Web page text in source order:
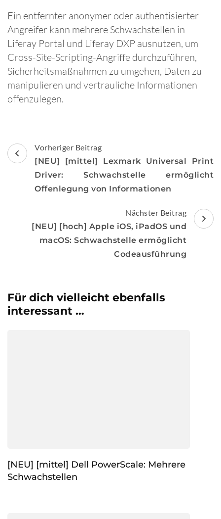
Ein entfernter anonymer oder authentisierter
Angreifer kann mehrere Schwachstellen in
Liferay Portal und Liferay DXP ausnutzen, um
Cross-Site-Scripting-Angriffe durchzuführen,
Sicherheitsmaßnahmen zu umgehen, Daten zu
manipulieren und vertrauliche Informationen
offenzulegen.
Beitragsnavigation
Vorheriger Beitrag
[NEU] [mittel] Lexmark Universal Print
Driver: Schwachstelle ermöglicht
Offenlegung von Informationen
Nächster Beitrag
[NEU] [hoch] Apple iOS, iPadOS und
macOS: Schwachstelle ermöglicht
Codeausführung
Für dich vielleicht ebenfalls
interessant …
[NEU] [mittel] Dell PowerScale: Mehrere
Schwachstellen